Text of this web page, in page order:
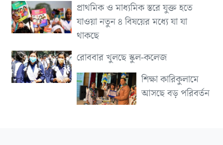
প্রাথমিক ও মাধ্যমিক স্তরে যুক্ত হতে
যাওয়া নতুন ৪ বিষয়ের মধ্যে যা যা
থাকছে
রোববার খুলছে স্কুল-কলেজ
শিক্ষা কারিকুলামে
আসছে বড় পরিবর্তন